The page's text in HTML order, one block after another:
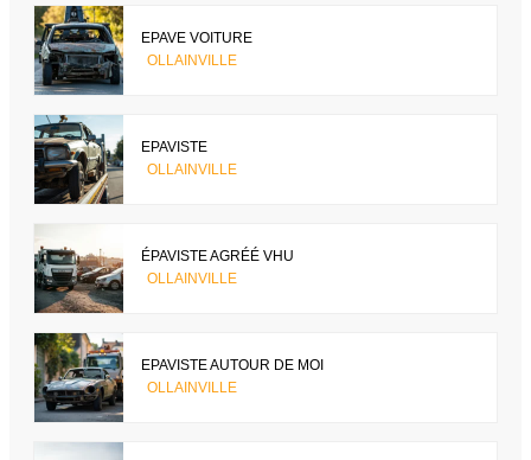
EPAVE VOITURE
OLLAINVILLE
EPAVISTE
OLLAINVILLE
ÉPAVISTE AGRÉÉ VHU
OLLAINVILLE
EPAVISTE AUTOUR DE MOI
OLLAINVILLE